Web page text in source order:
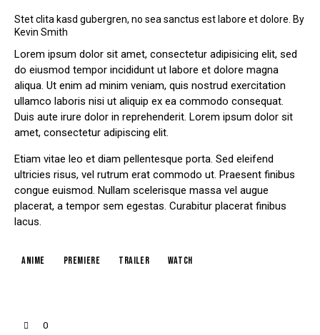
Stet clita kasd gubergren, no sea sanctus est labore et dolore. By
Kevin Smith
Lorem ipsum dolor sit amet, consectetur adipisicing elit, sed
do eiusmod tempor incididunt ut labore et dolore magna
aliqua. Ut enim ad minim veniam, quis nostrud exercitation
ullamco laboris nisi ut aliquip ex ea commodo consequat.
Duis aute irure dolor in reprehenderit. Lorem ipsum dolor sit
amet, consectetur adipiscing elit.
Etiam vitae leo et diam pellentesque porta. Sed eleifend
ultricies risus, vel rutrum erat commodo ut. Praesent finibus
congue euismod. Nullam scelerisque massa vel augue
placerat, a tempor sem egestas. Curabitur placerat finibus
lacus.
Anime Premiere Trailer Watch
0